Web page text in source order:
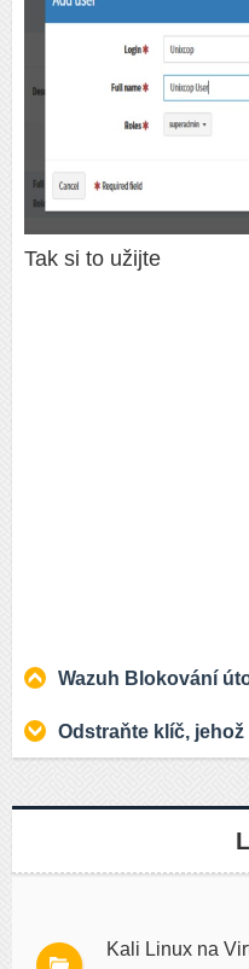
Tak si to užijte
Wazuh Blokování
Odstraňte klíč,
Kali Linux na